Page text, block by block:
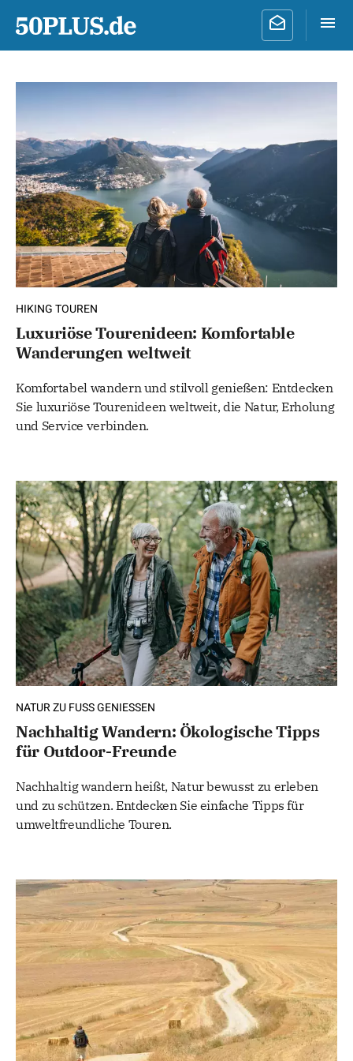
HIKING TOUREN
Luxuriöse Tourenideen: Komfortable
Wanderungen weltweit
Komfortabel wandern und stilvoll genießen: Entdecken
Sie luxuriöse Tourenideen weltweit, die Natur, Erholung
und Service verbinden.
NATUR ZU FUSS GENIESSEN
Nachhaltig Wandern: Ökologische Tipps
für Outdoor-Freunde
Nachhaltig wandern heißt, Natur bewusst zu erleben
und zu schützen. Entdecken Sie einfache Tipps für
umweltfreundliche Touren.